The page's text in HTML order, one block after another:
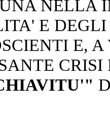
NELLA
E
E,